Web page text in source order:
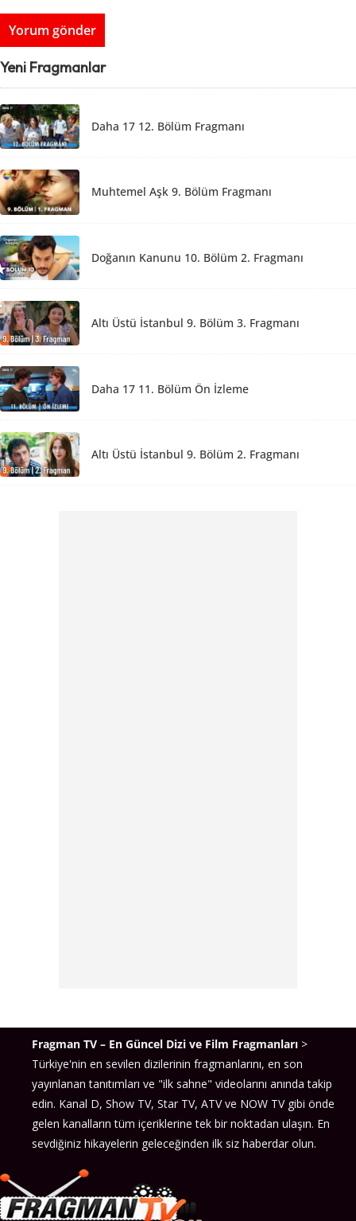
Yeni Fragmanlar
Daha 17 12. Bölüm Fragmanı
Muhtemel Aşk 9. Bölüm Fragmanı
Doğanın Kanunu 10. Bölüm 2. Fragmanı
Altı Üstü İstanbul 9. Bölüm 3. Fragmanı
Daha 17 11. Bölüm Ön İzleme
Altı Üstü İstanbul 9. Bölüm 2. Fragmanı
Fragman TV – En Güncel Dizi ve Film Fragmanları >
Türkiye'nin en sevilen dizilerinin fragmanlarını, en son
yayınlanan tanıtımları ve "ilk sahne" videolarını anında takip
edin. Kanal D, Show TV, Star TV, ATV ve NOW TV gibi önde
gelen kanalların tüm içeriklerine tek bir noktadan ulaşın. En
sevdiğiniz hikayelerin geleceğinden ilk siz haberdar olun.